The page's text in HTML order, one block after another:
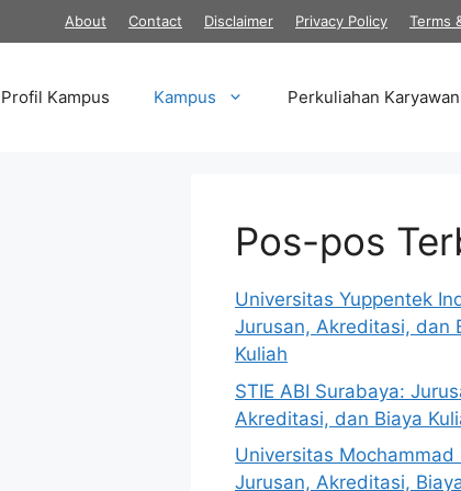
About Contact Disclaimer Privacy Policy Terms
Profil Kampus Kampus Perkuliahan Karyawan
Pos-pos
Universitas Yuppentek
Jurusan, Akreditasi, dan
Kuliah
STIE ABI Surabaya:
Akreditasi, dan Biaya
Universitas Mochammad
Jurusan, Akreditasi,